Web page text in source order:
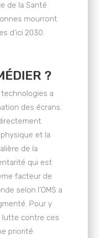
de la Santé
mourront
d’ici 2030.
?
technologies a
des écrans.
et la
de la
qui est
facteur de
selon l’OMS a
Pour y
lutte contre ces
priorité.